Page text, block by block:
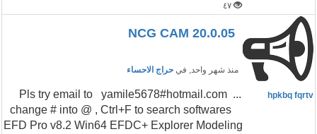
٤٧
منذ شهر واحد, في حراج الاحساء
hpkbq fqrtv
...Pls try email to yamile5678#hotmail.com
change # into @ , Ctrl+F to search softwares
EFD Pro v8.2 Win64 EFDC+ Explorer Modeling